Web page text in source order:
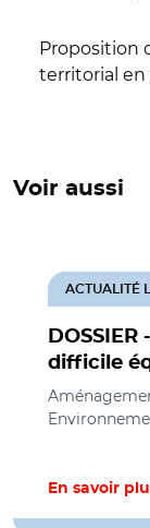
Proposition
territorial en
Voir aussi
difficile
ACTUALITÉ
En savoir